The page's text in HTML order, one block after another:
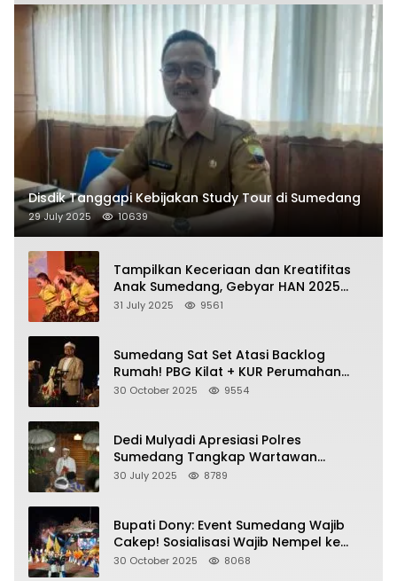
Disdik Tanggapi Kebijakan Study Tour di Sumedang
29 July 2025 10639
Tampilkan Keceriaan dan Kreatifitas
Anak Sumedang, Gebyar HAN 2025
Dihadiri Bupati dan Wabup
31 July 2025 9561
Sumedang Sat Set Atasi Backlog
Rumah! PBG Kilat + KUR Perumahan
Jadi Kunci!
30 October 2025 9554
Dedi Mulyadi Apresiasi Polres
Sumedang Tangkap Wartawan
Gadungan Pemeras Kades
30 July 2025 8789
Bupati Dony: Event Sumedang Wajib
Cakep! Sosialisasi Wajib Nempel ke
Seni Budaya!
30 October 2025 8068